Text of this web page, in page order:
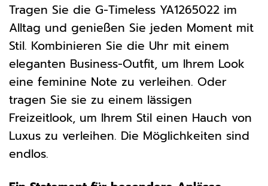
Tragen Sie die G-Timeless YA1265022 im
Alltag und genießen Sie jeden Moment mit
Stil. Kombinieren Sie die Uhr mit einem
eleganten Business-Outfit, um Ihrem Look
eine feminine Note zu verleihen. Oder
tragen Sie sie zu einem lässigen
Freizeitlook, um Ihrem Stil einen Hauch von
Luxus zu verleihen. Die Möglichkeiten sind
endlos.